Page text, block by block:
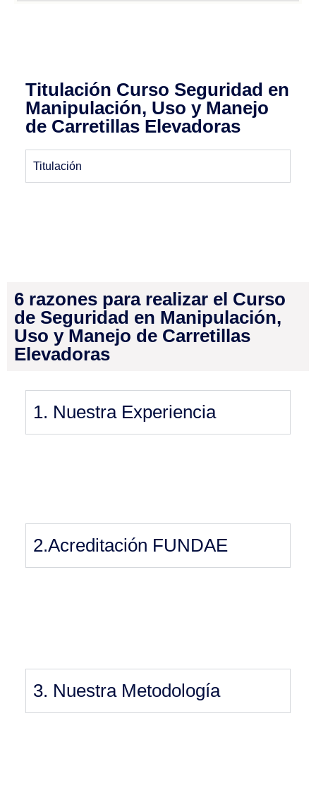
Titulación Curso Seguridad en
Manipulación, Uso y Manejo
de Carretillas Elevadoras
Titulación
6 razones para realizar el Curso
de Seguridad en Manipulación,
Uso y Manejo de Carretillas
Elevadoras
1. Nuestra Experiencia
2.Acreditación FUNDAE
3. Nuestra Metodología